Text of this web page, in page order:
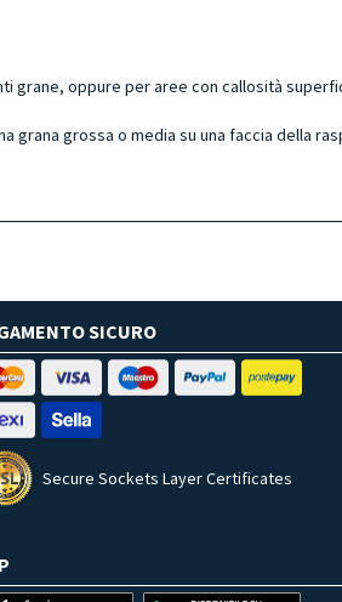
grane, oppure per aree con callosità
grana grossa o media su una faccia della
SICURO
Secure Sockets Layer Certificates